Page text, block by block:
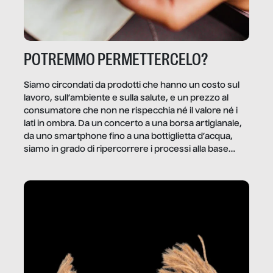
POTREMMO PERMETTERCELO?
Siamo circondati da prodotti che hanno un costo sul
lavoro, sull’ambiente e sulla salute, e un prezzo al
consumatore che non ne rispecchia né il valore né i
lati in ombra. Da un concerto a una borsa artigianale,
da uno smartphone fino a una bottiglietta d’acqua,
siamo in grado di ripercorrere i processi alla base
dietro gli oggetti e i servizi che fanno la nostra vita